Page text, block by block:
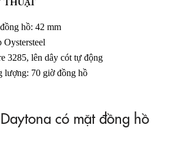
hồ: 42 mm
Oystersteel
3285, lên dây cót tự động
lượng: 70 giờ đồng hồ
có mặt đồng hồ